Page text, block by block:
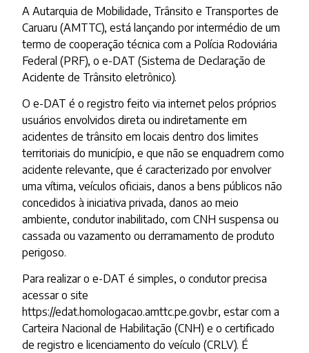
A Autarquia de Mobilidade, Trânsito e Transportes de
Caruaru (AMTTC), está lançando por intermédio de um
termo de cooperação técnica com a Polícia Rodoviária
Federal (PRF), o e-DAT (Sistema de Declaração de
Acidente de Trânsito eletrônico).
O e-DAT é o registro feito via internet pelos próprios
usuários envolvidos direta ou indiretamente em
acidentes de trânsito em locais dentro dos limites
territoriais do município, e que não se enquadrem como
acidente relevante, que é caracterizado por envolver
uma vítima, veículos oficiais, danos a bens públicos não
concedidos à iniciativa privada, danos ao meio
ambiente, condutor inabilitado, com CNH suspensa ou
cassada ou vazamento ou derramamento de produto
perigoso.
Para realizar o e-DAT é simples, o condutor precisa
acessar o site
https://edat.homologacao.amttc.pe.gov.br, estar com a
Carteira Nacional de Habilitação (CNH) e o certificado
de registro e licenciamento do veículo (CRLV). É